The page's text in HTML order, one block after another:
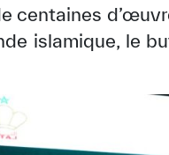
centaines
islamique, le